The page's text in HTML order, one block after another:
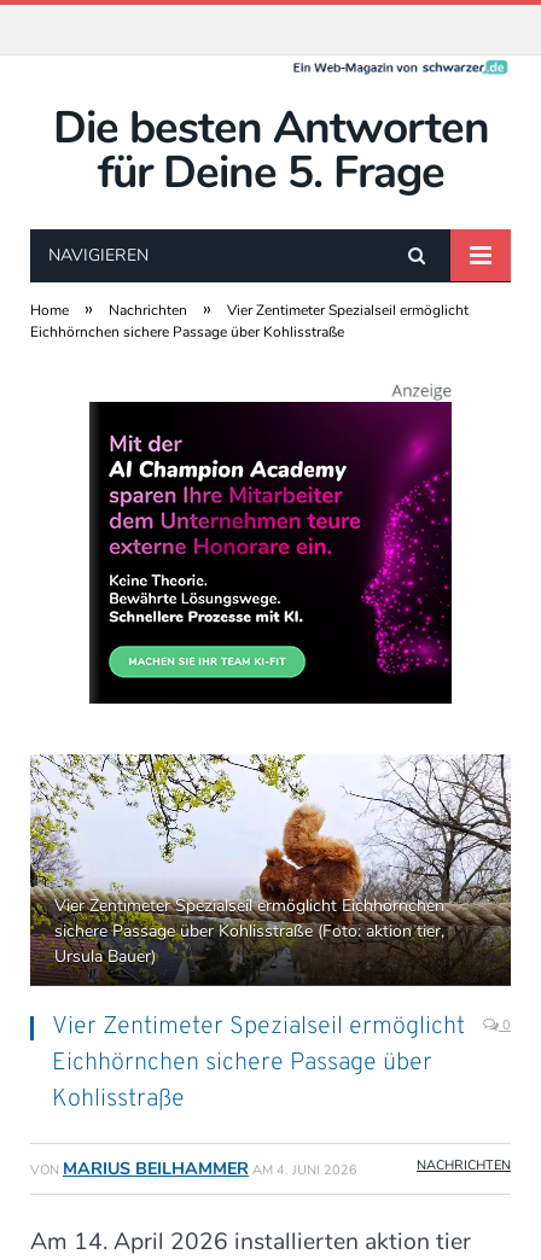
Die besten Antworten
für Deine 5. Frage
NAVIGIEREN
Home » Nachrichten »
Vier Zentimeter Spezialseil ermöglicht
Eichhörnchen sichere Passage über Kohlisstraße
Vier Zentimeter Spezialseil ermöglicht Eichhörnchen
sichere Passage über Kohlisstraße (Foto: aktion tier,
Ursula Bauer)
Vier Zentimeter Spezialseil ermöglicht
Eichhörnchen sichere Passage über
Kohlisstraße
0
VON MARIUS BEILHAMMER AM 4. JUNI 2026 NACHRICHTEN
Am 14. April 2026 installierten aktion tier